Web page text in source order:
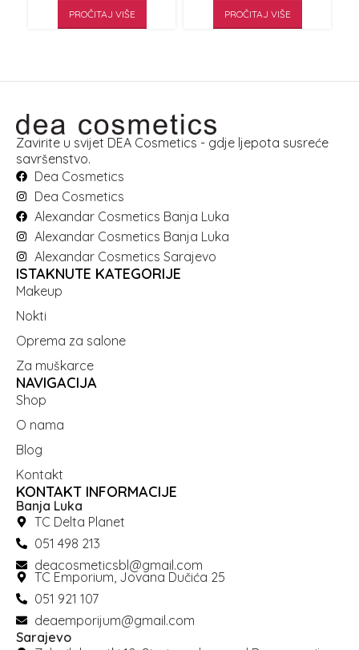
PROČITAJ VIŠE PROČITAJ VIŠE
Zavirite u svijet DEA Cosmetics - gdje ljepota susreće
savršenstvo.
Dea Cosmetics
Dea Cosmetics
Alexandar Cosmetics Banja Luka
Alexandar Cosmetics Banja Luka
Alexandar Cosmetics Sarajevo
ISTAKNUTE KATEGORIJE
Makeup
Nokti
Oprema za salone
Za muškarce
NAVIGACIJA
Shop
O nama
Blog
Kontakt
KONTAKT INFORMACIJE
Banja Luka
TC Delta Planet
051 498 213
deacosmeticsbl@gmail.com
TC Emporium, Jovana Dučića 25
051 921 107
deaemporijum@gmail.com
Sarajevo